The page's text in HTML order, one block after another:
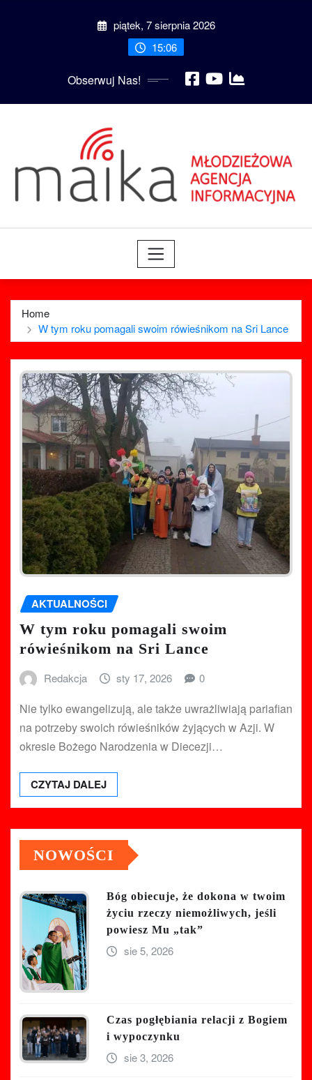
piątek, 7 sierpnia 2026
15:06
Obserwuj Nas!
Home
W tym roku pomagali swoim rówieśnikom na Sri Lance
AKTUALNOŚCI
W tym roku pomagali swoim
rówieśnikom na Sri Lance
Redakcja sty 17, 2026 0
Nie tylko ewangelizują, ale także uwrażliwiają pariafian
na potrzeby swoich rówieśników żyjących w Azji. W
okresie Bożego Narodzenia w Diecezji…
CZYTAJ DALEJ
NOWOŚCI
Bóg obiecuje, że dokona w twoim
życiu rzeczy niemożliwych, jeśli
powiesz Mu „tak”
sie 5, 2026
Czas pogłębiania relacji z Bogiem
i wypoczynku
sie 3, 2026